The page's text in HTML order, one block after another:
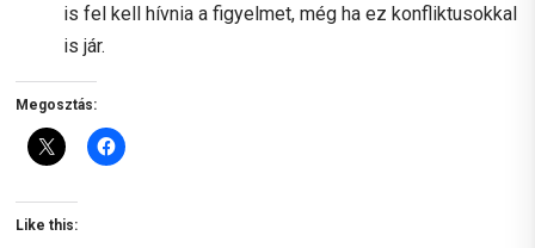
is fel kell hívnia a figyelmet, még ha ez konfliktusokkal
is jár.
Megosztás:
Like this: